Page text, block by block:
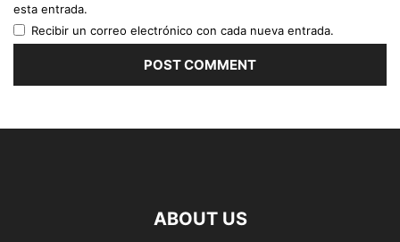
esta entrada.
Recibir un correo electrónico con cada nueva entrada.
ABOUT US